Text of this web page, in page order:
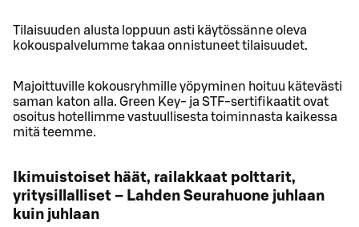
Tilaisuuden alusta loppuun asti käytössänne oleva
kokouspalvelumme takaa onnistuneet tilaisuudet.
Majoittuville kokousryhmille yöpyminen hoituu kätevästi
saman katon alla. Green Key- ja STF-sertifikaatit ovat
osoitus hotellimme vastuullisesta toiminnasta kaikessa
mitä teemme.
Ikimuistoiset häät, railakkaat polttarit,
yritysillalliset – Lahden Seurahuone juhlaan
kuin juhlaan